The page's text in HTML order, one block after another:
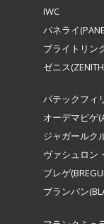
IWC
パネライ
ブライトリン
ゼニス
パテックフィ
オーデマピゲ
ジャガールク
ヴァシュロン
ブレゲ
ブランパン